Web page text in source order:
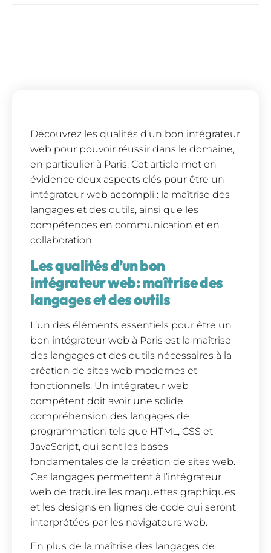
Découvrez les qualités d’un bon intégrateur
web pour pouvoir réussir dans le domaine,
en particulier à Paris. Cet article met en
évidence deux aspects clés pour être un
intégrateur web accompli : la maîtrise des
langages et des outils, ainsi que les
compétences en communication et en
collaboration.
Les qualités d’un bon
intégrateur web: maîtrise des
langages et des outils
L’un des éléments essentiels pour être un
bon intégrateur web à Paris est la maîtrise
des langages et des outils nécessaires à la
création de sites web modernes et
fonctionnels. Un intégrateur web
compétent doit avoir une solide
compréhension des langages de
programmation tels que HTML, CSS et
JavaScript, qui sont les bases
fondamentales de la création de sites web.
Ces langages permettent à l’intégrateur
web de traduire les maquettes graphiques
et les designs en lignes de code qui seront
interprétées par les navigateurs web.
En plus de la maîtrise des langages de